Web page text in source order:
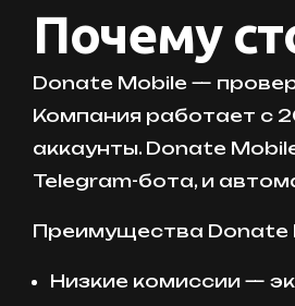
Почему
Donate Mobile —
Компания работает с
аккаунты. Donate
Telegram-бота, и
Преимущества Donate
Низкие комиссии —